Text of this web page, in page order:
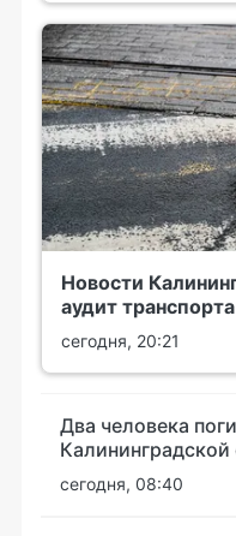
Новости
аудит
сегодня, 20:21
Два человека
Калининградской
сегодня, 08:40